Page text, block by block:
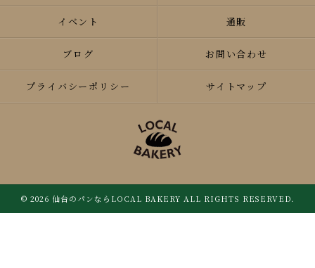
イベント 通販
ブログ お問い合わせ
プライバシーポリシー サイトマップ
© 2026 仙台のパンならLOCAL BAKERY ALL RIGHTS RESERVED.